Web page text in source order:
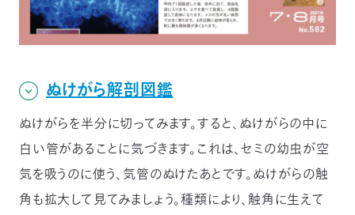
ぬけがら解剖図鑑
ぬけがらを半分に切ってみます。すると、ぬけがらの中に
白い管があることに気づきます。これは、セミの幼虫が空
気を吸うのに使う、気管のぬけたあとです。ぬけがらの触
角も拡大して見てみましょう。種類により、触角に生えて